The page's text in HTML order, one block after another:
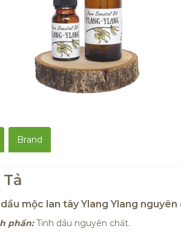
Brand
mộc lan tây Ylang Ylang nguyên
phần: Tinh dầu nguyên chất.